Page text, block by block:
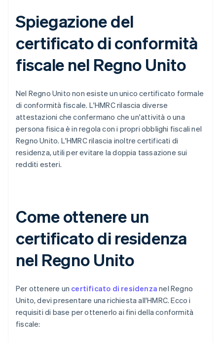
Spiegazione del
certificato di conformità
fiscale nel Regno Unito
Nel Regno Unito non esiste un unico certificato formale
di conformità fiscale. L'HMRC rilascia diverse
attestazioni che confermano che un'attività o una
persona fisica è in regola con i propri obblighi fiscali nel
Regno Unito. L'HMRC rilascia inoltre certificati di
residenza, utili per evitare la doppia tassazione sui
redditi esteri.
Come ottenere un
certificato di residenza
nel Regno Unito
Per ottenere un certificato di residenza nel Regno
Unito, devi presentare una richiesta all'HMRC. Ecco i
requisiti di base per ottenerlo ai fini della conformità
fiscale: